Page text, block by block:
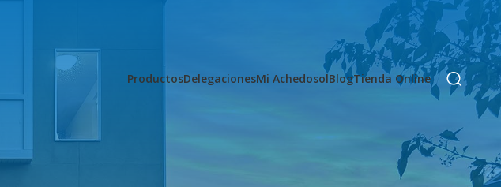
ProductosDelegacionesMi AchedosolBlogTienda Online